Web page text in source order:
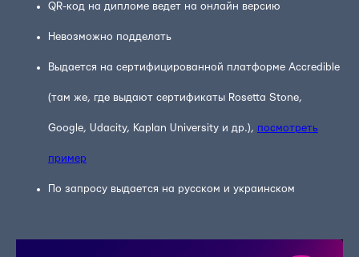
QR-код на дипломе ведет на онлайн версию
Невозможно подделать
Выдается на сертифицированной платформе Accredible
(там же, где выдают сертификаты Rosetta Stone,
Google, Udacity, Kaplan University и др.), посмотреть
пример
По запросу выдается на русском и украинском